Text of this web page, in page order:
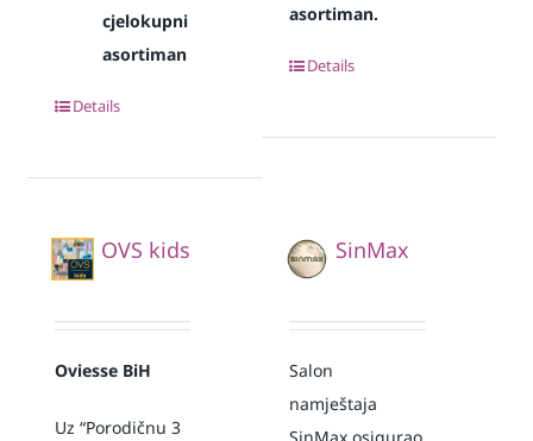
cjelokupni
asortiman
Details
asortiman.
Details
OVS kids
Oviesse BiH
Uz “Porodičnu 3
SinMax
Salon
namještaja
SinMax osigurao